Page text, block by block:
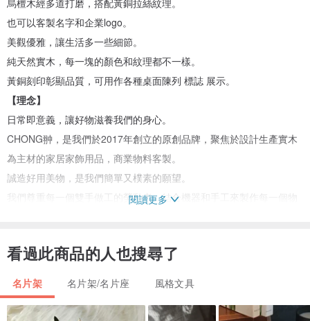
也可以客製名字和企業logo。
美觀優雅，讓生活多一些細節。
純天然實木，每一塊的顏色和紋理都不一樣。
黃銅刻印彰顯品質，可用作各種桌面陳列 標誌 展示。
【理念】
日常即意義，讓好物滋養我們的身心。
CHONG翀，是我們於2017年創立的原創品牌，聚焦於設計生產實木
為主材的家居家飾用品，商業物料客製。
誠造好用美物，是我們簡單又樸素的願望。
我們尊重每一個雙手做工的勞動者，結合機器和手工來製作每一個物
我們選用木蠟油塗裝，讓木頭和使用者都可以自由呼吸。
材質
烏檀木底座+黃銅
閱讀更多
看過此商品的人也搜尋了
名片架 名片架/名片座 風格文具